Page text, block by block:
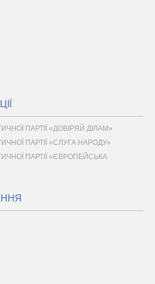
ПАРТІЇ «ДОВІРЯЙ ДІЛАМ»
ПАРТІЇ «СЛУГА НАРОДУ»
ПАРТІЇ «ЄВРОПЕЙСЬКА